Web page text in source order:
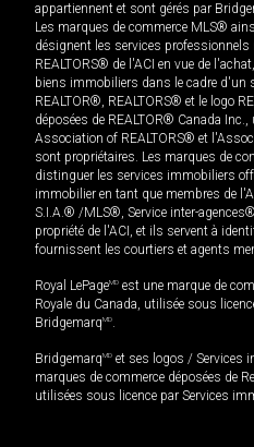
appartiennent et sont gérés par
Les marques de commerce MLS®
désignent les services
REALTORS® de l'ACI en vue de
biens immobiliers dans le cadre d'un
REALTOR®, REALTORS® et le logo
déposées de REALTOR® Canada
Association of REALTORS® et
sont propriétaires. Les marques de
distinguer les services immobiliers
immobilier en tant que membres de
S.I.A.® /MLS®, Service inter-
propriété de l'ACI, et ils servent à
fournissent les courtiers et agents
Royal LePageMD est une marque de
Royale du Canada, utilisée sous
BridgemarqMD.
BridgemarqMD et ses logos / Services
marques de commerce déposées de
utilisées sous licence par Services